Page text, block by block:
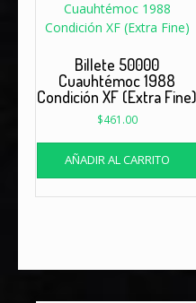
Billete 50000
Cuauhtémoc 1988
Condición XF (Extra Fine)
$461.00
AÑADIR AL CARRITO